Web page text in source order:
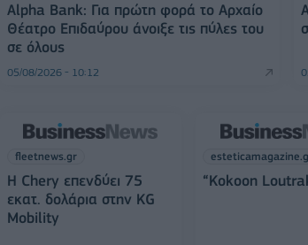
Alpha Bank: Για πρώτη φορά το Αρχαίο
Θέατρο Επιδαύρου άνοιξε τις πύλες του
σε όλους
05/08/2026 - 10:12
fleetnews.gr
Η Chery επενδύει 75
εκατ. δολάρια στην KG
Mobility
“Kokoon